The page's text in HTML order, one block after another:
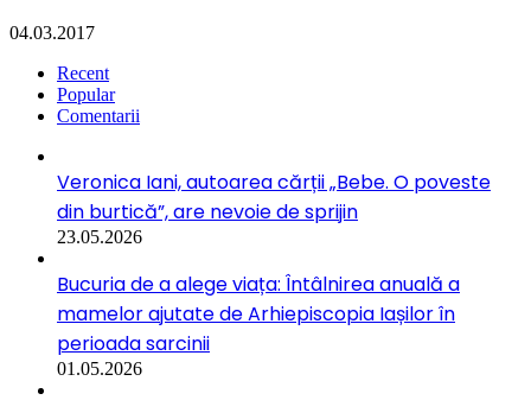
04.03.2017
Recent
Popular
Comentarii
Veronica Iani, autoarea cărții „Bebe. O poveste
din burtică”, are nevoie de sprijin
23.05.2026
Bucuria de a alege viața: Întâlnirea anuală a
mamelor ajutate de Arhiepiscopia Iașilor în
perioada sarcinii
01.05.2026